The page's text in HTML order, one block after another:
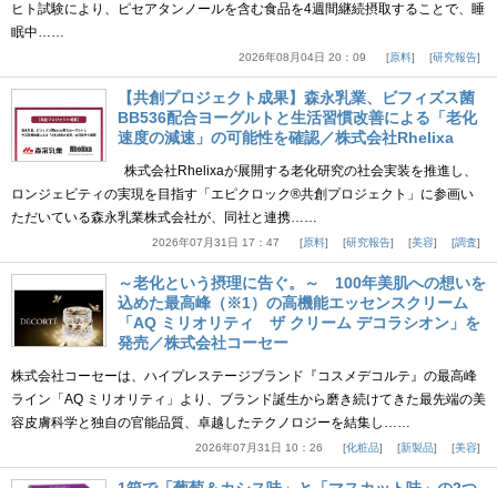
ヒト試験により、ピセアタンノールを含む食品を4週間継続摂取することで、睡
眠中……
2026年08月04日 20：09 原料 研究報告
【共創プロジェクト成果】森永乳業、ビフィズス菌
BB536配合ヨーグルトと生活習慣改善による「老化
速度の減速」の可能性を確認／株式会社Rhelixa
株式会社Rhelixaが展開する老化研究の社会実装を推進し、
ロンジェビティの実現を目指す「エピクロック®共創プロジェクト」に参画い
ただいている森永乳業株式会社が、同社と連携……
2026年07月31日 17：47 原料 研究報告 美容 調査
～老化という摂理に告ぐ。～ 100年美肌への想いを
込めた最高峰（※1）の高機能エッセンスクリーム
「AQ ミリオリティ ザ クリーム デコラシオン」を
発売／株式会社コーセー
株式会社コーセーは、ハイプレステージブランド『コスメデコルテ』の最高峰
ライン「AQ ミリオリティ」より、ブランド誕生から磨き続けてきた最先端の美
容皮膚科学と独自の官能品質、卓越したテクノロジーを結集し……
2026年07月31日 10：26 化粧品 新製品 美容